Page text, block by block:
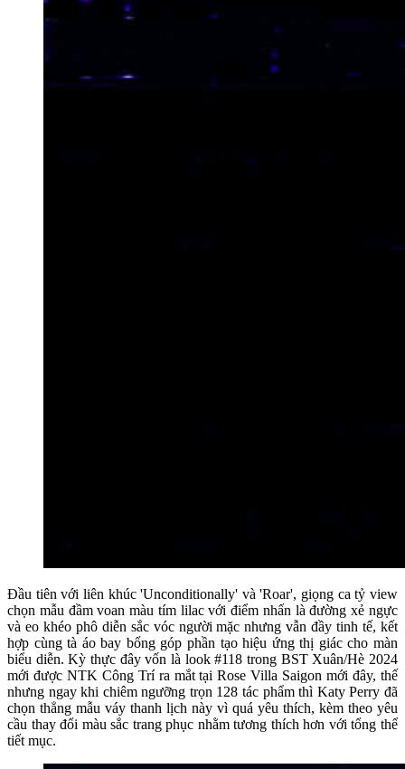
Đầu tiên với liên khúc 'Unconditionally' và 'Roar', giọng ca tỷ view
chọn mẫu đầm voan màu tím lilac với điểm nhấn là đường xẻ ngực
và eo khéo phô diễn sắc vóc người mặc nhưng vẫn đầy tinh tế, kết
hợp cùng tà áo bay bổng góp phần tạo hiệu ứng thị giác cho màn
biểu diễn. Kỳ thực đây vốn là look #118 trong BST Xuân/Hè 2024
mới được NTK Công Trí ra mắt tại Rose Villa Saigon mới đây, thế
nhưng ngay khi chiêm ngưỡng trọn 128 tác phẩm thì Katy Perry đã
chọn thẳng mẫu váy thanh lịch này vì quá yêu thích, kèm theo yêu
cầu thay đổi màu sắc trang phục nhằm tương thích hơn với tổng thể
tiết mục.